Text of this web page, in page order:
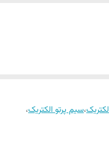
،سیم پرتو الکتریک،